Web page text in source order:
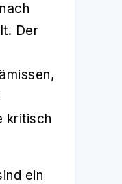
Der
kritisch
ein